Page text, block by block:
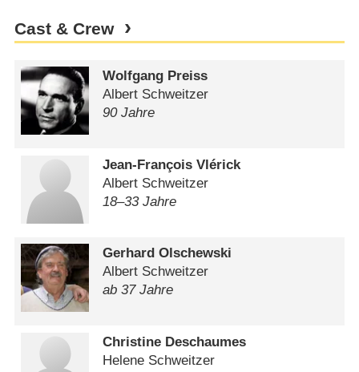
Cast & Crew
Wolfgang Preiss
Albert Schweitzer
90 Jahre
Jean-François Vlérick
Albert Schweitzer
18⁠–⁠33 Jahre
Gerhard Olschewski
Albert Schweitzer
ab 37 Jahre
Christine Deschaumes
Helene Schweitzer